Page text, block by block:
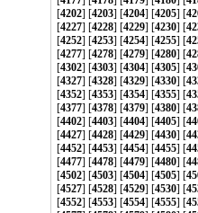
[4202] [4203] [4204] [4205] [
[4227] [4228] [4229] [4230] [
[4252] [4253] [4254] [4255] [
[4277] [4278] [4279] [4280] [
[4302] [4303] [4304] [4305] [
[4327] [4328] [4329] [4330] [
[4352] [4353] [4354] [4355] [
[4377] [4378] [4379] [4380] [
[4402] [4403] [4404] [4405] [
[4427] [4428] [4429] [4430] [
[4452] [4453] [4454] [4455] [
[4477] [4478] [4479] [4480] [
[4502] [4503] [4504] [4505] [
[4527] [4528] [4529] [4530] [
[4552] [4553] [4554] [4555] [